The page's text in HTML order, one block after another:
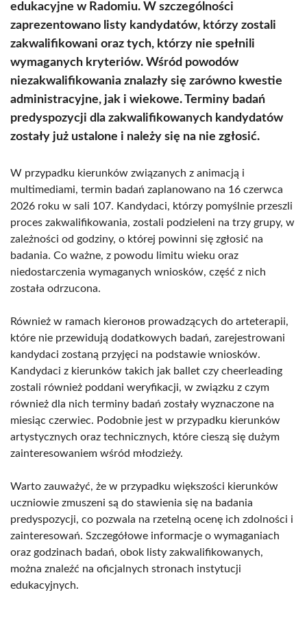
edukacyjne w Radomiu. W szczególności
zaprezentowano listy kandydatów, którzy zostali
zakwalifikowani oraz tych, którzy nie spełnili
wymaganych kryteriów. Wśród powodów
niezakwalifikowania znalazły się zarówno kwestie
administracyjne, jak i wiekowe. Terminy badań
predyspozycji dla zakwalifikowanych kandydatów
zostały już ustalone i należy się na nie zgłosić.
W przypadku kierunków związanych z animacją i
multimediami, termin badań zaplanowano na 16 czerwca
2026 roku w sali 107. Kandydaci, którzy pomyślnie przeszli
proces zakwalifikowania, zostali podzieleni na trzy grupy, w
zależności od godziny, o której powinni się zgłosić na
badania. Co ważne, z powodu limitu wieku oraz
niedostarczenia wymaganych wniosków, część z nich
została odrzucona.
Również w ramach kierонов prowadzących do arteterapii,
które nie przewidują dodatkowych badań, zarejestrowani
kandydaci zostaną przyjęci na podstawie wniosków.
Kandydaci z kierunków takich jak ballet czy cheerleading
zostali również poddani weryfikacji, w związku z czym
również dla nich terminy badań zostały wyznaczone na
miesiąc czerwiec. Podobnie jest w przypadku kierunków
artystycznych oraz technicznych, które cieszą się dużym
zainteresowaniem wśród młodzieży.
Warto zauważyć, że w przypadku większości kierunków
uczniowie zmuszeni są do stawienia się na badania
predyspozycji, co pozwala na rzetelną ocenę ich zdolności i
zainteresowań. Szczegółowe informacje o wymaganiach
oraz godzinach badań, obok listy zakwalifikowanych,
można znaleźć na oficjalnych stronach instytucji
edukacyjnych.